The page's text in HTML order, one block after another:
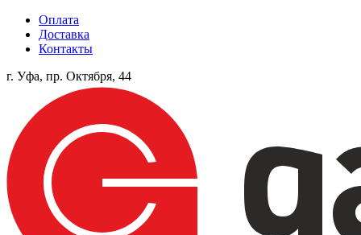
Оплата
Доставка
Контакты
г. Уфа, пр. Октября, 44